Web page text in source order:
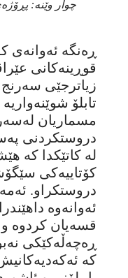
چوار وێنە:
ڕەنگە ئەوانەی
قوڕینەکانی
زیاترجێی سەرنج
تابلۆ
مسماریان
دروستکردنی
لە کاتێکدا کە
کۆتاییەکی
دروستکراو.
ئەوانەوە
قسەیان کردوە و
ڕەچەڵەکێکی
کە